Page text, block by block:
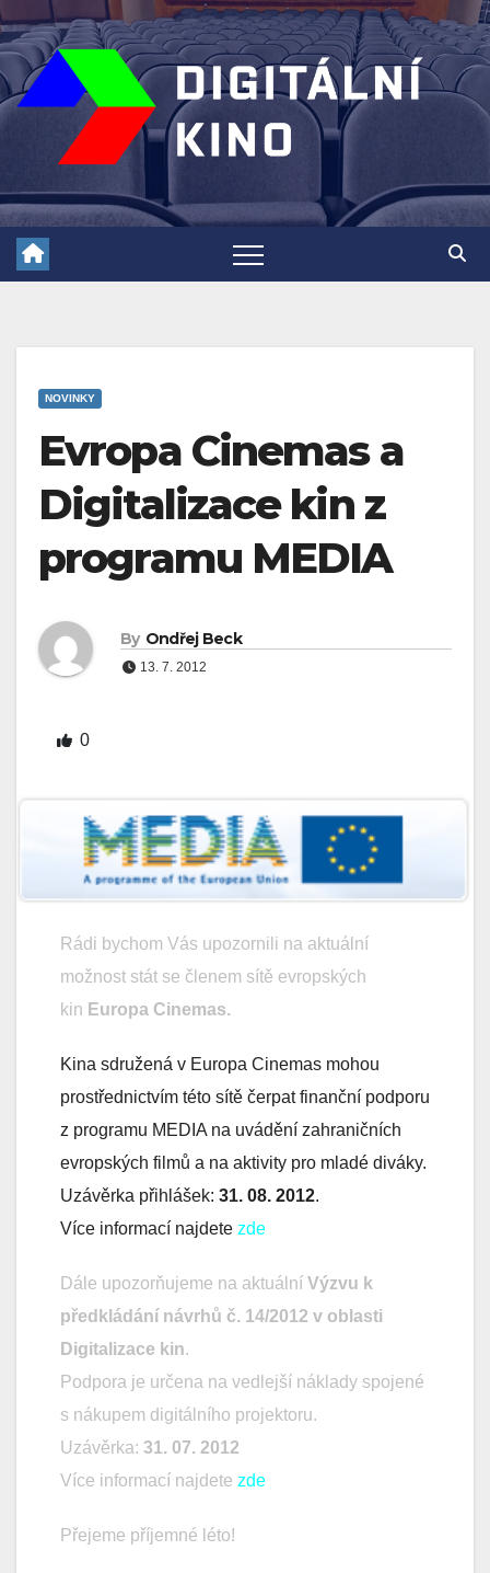
Skip
to
content
NOVINKY
Evropa Cinemas a
Digitalizace kin z
programu MEDIA
By Ondřej Beck
13. 7. 2012
0
Rádi bychom Vás upozornili na aktuální
možnost stát se členem sítě evropských
kin Europa Cinemas.
Kina sdružená v Europa Cinemas mohou
prostřednictvím této sítě čerpat finanční podporu
z programu MEDIA na uvádění zahraničních
evropských filmů a na aktivity pro mladé diváky.
Uzávěrka přihlášek: 31. 08. 2012.
Více informací najdete zde
Dále upozorňujeme na aktuální Výzvu k
předkládání návrhů č. 14/2012 v oblasti
Digitalizace kin.
Podpora je určena na vedlejší náklady spojené
s nákupem digitálního projektoru.
Uzávěrka: 31. 07. 2012
Více informací najdete zde
Přejeme příjemné léto!